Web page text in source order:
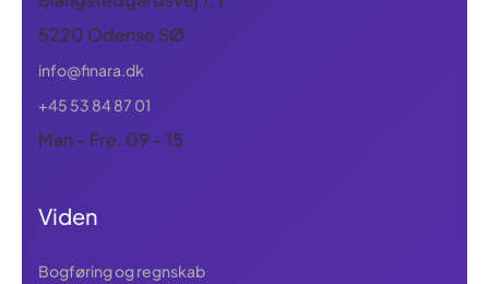
5220 Odense SØ
info@finara.dk
+45 53 84 87 01
Man - Fre: 09 - 15
Viden
Bogføring og regnskab